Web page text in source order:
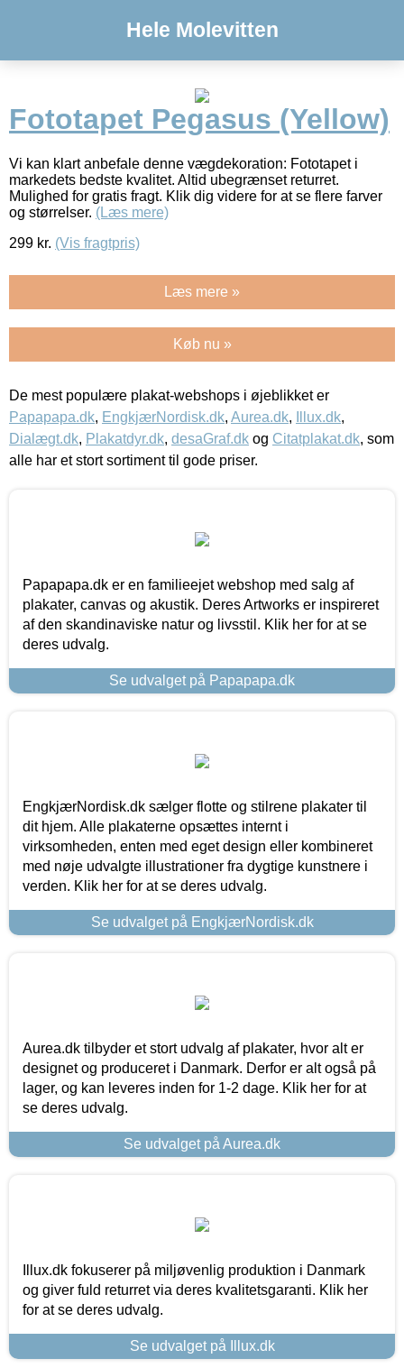
Hele Molevitten
Fototapet Pegasus (Yellow)
Vi kan klart anbefale denne vægdekoration: Fototapet i
markedets bedste kvalitet. Altid ubegrænset returret.
Mulighed for gratis fragt. Klik dig videre for at se flere farver
og størrelser. (Læs mere)
299 kr. (Vis fragtpris)
Læs mere »
Køb nu »
De mest populære plakat-webshops i øjeblikket er
Papapapa.dk, EngkjærNordisk.dk, Aurea.dk, Illux.dk,
Dialægt.dk, Plakatdyr.dk, desaGraf.dk og Citatplakat.dk, som
alle har et stort sortiment til gode priser.
Papapapa.dk er en familieejet webshop med salg af
plakater, canvas og akustik. Deres Artworks er inspireret
af den skandinaviske natur og livsstil. Klik her for at se
deres udvalg.
Se udvalget på Papapapa.dk
EngkjærNordisk.dk sælger flotte og stilrene plakater til
dit hjem. Alle plakaterne opsættes internt i
virksomheden, enten med eget design eller kombineret
med nøje udvalgte illustrationer fra dygtige kunstnere i
verden. Klik her for at se deres udvalg.
Se udvalget på EngkjærNordisk.dk
Aurea.dk tilbyder et stort udvalg af plakater, hvor alt er
designet og produceret i Danmark. Derfor er alt også på
lager, og kan leveres inden for 1-2 dage. Klik her for at
se deres udvalg.
Se udvalget på Aurea.dk
Illux.dk fokuserer på miljøvenlig produktion i Danmark
og giver fuld returret via deres kvalitetsgaranti. Klik her
for at se deres udvalg.
Se udvalget på Illux.dk